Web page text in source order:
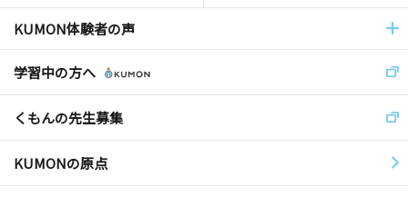
KUMON体験者の声
学習中の方へ
くもんの先生募集
KUMONの原点